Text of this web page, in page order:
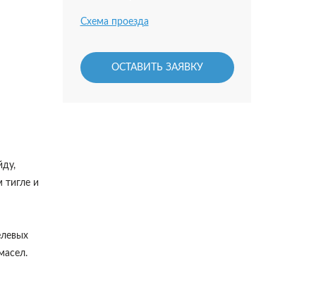
тигле и
Схема проезда
ОСТАВИТЬ ЗАЯВКУ